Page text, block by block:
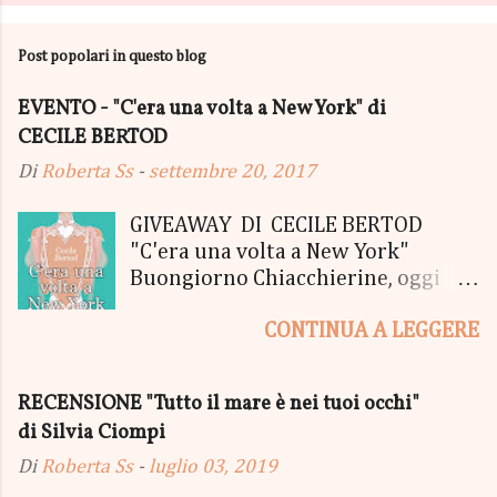
Post popolari in questo blog
EVENTO - "C'era una volta a New York" di
CECILE BERTOD
DiRoberta Ss - settembre 20, 2017
GIVEAWAY DI CECILE BERTOD
"C'era una volta a New York"
Buongiorno Chiacchierine, oggi
lanciamo il SUPER MEGA GIVEAWAY
05 Ottobre di "C'era una volta a
New York", edito Newton Compton.
Un Giveaway molto ricco per la
CONTINUA A LEGGERE
RECENSIONE "Tutto il mare è nei tuoi occhi"
di Silvia Ciompi
DiRoberta Ss - luglio 03, 2019